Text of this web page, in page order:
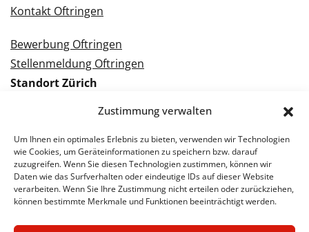
Zustimmung verwalten
Um Ihnen ein optimales Erlebnis zu bieten, verwenden wir Technologien
wie Cookies, um Geräteinformationen zu speichern bzw. darauf
zuzugreifen. Wenn Sie diesen Technologien zustimmen, können wir
Daten wie das Surfverhalten oder eindeutige IDs auf dieser Website
verarbeiten. Wenn Sie Ihre Zustimmung nicht erteilen oder zurückziehen,
können bestimmte Merkmale und Funktionen beeinträchtigt werden.
Kontakt Oftringen
Bewerbung Oftringen
Stellenmeldung Oftringen
Standort Zürich
Tel.: 043 288 38 88
Kontakt Zürich
Bewerbung Zürich